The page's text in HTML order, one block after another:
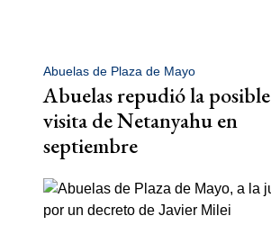
Abuelas de Plaza de Mayo
Abuelas repudió la posible
visita de Netanyahu en
septiembre